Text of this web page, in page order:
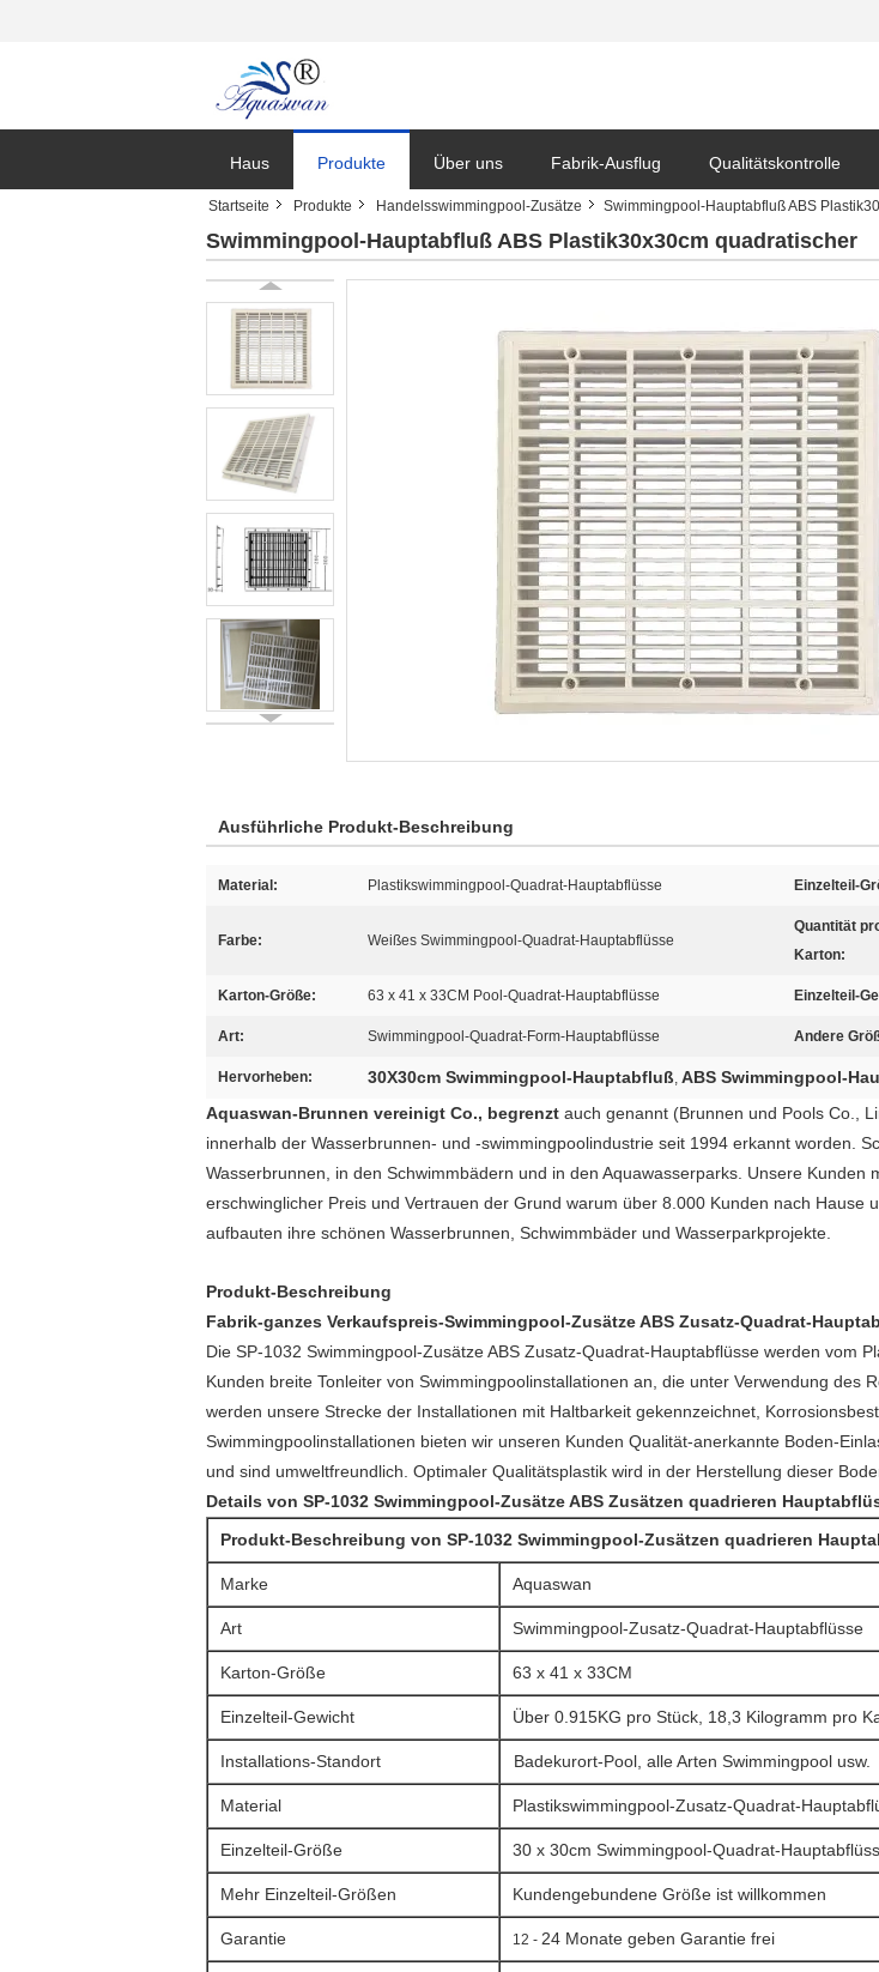
Haus Produkte Über uns Fabrik-Ausflug Qualitätskontrolle
Nachrichten
Startseite Produkte Handelsswimmingpool-Zusätze Swimmingpool-Hauptabfluß ABS
Swimmingpool-Hauptabfluß ABS Plastik30x30cm quadratischer
Ausführliche Produkt-Beschreibung
Material: Plastikswimmingpool-Quadrat-Hauptabflüsse Einzelteil-
Farbe: Weißes Swimmingpool-Quadrat-Hauptabflüsse
Quantität
Karton:
Karton-Größe: 63 x 41 x 33CM Pool-Quadrat-Hauptabflüsse Einzelteil-
Art: Swimmingpool-Quadrat-Form-Hauptabflüsse Andere
Hervorheben: 30X30cm Swimmingpool-Hauptabfluß, ABS Swimmingpool-
Aquaswan-Brunnen vereinigt Co., begrenzt auch genannt (Brunnen und Pools Co.,
innerhalb der Wasserbrunnen- und -swimmingpoolindustrie seit 1994 erkannt worden.
Wasserbrunnen, in den Schwimmbädern und in den Aquawasserparks. Unsere Kunden
erschwinglicher Preis und Vertrauen der Grund warum über 8.000 Kunden nach Hause
aufbauten ihre schönen Wasserbrunnen, Schwimmbäder und Wasserparkprojekte.
Produkt-Beschreibung
Fabrik-ganzes Verkaufspreis-Swimmingpool-Zusätze ABS Zusatz-Quadrat-
Die SP-1032 Swimmingpool-Zusätze ABS Zusatz-Quadrat-Hauptabflüsse werden vom
Kunden breite Tonleiter von Swimmingpoolinstallationen an, die unter Verwendung des
werden unsere Strecke der Installationen mit Haltbarkeit gekennzeichnet,
Swimmingpoolinstallationen bieten wir unseren Kunden Qualität-anerkannte Boden-
und sind umweltfreundlich. Optimaler Qualitätsplastik wird in der Herstellung dieser
Details von SP-1032 Swimmingpool-Zusätze ABS Zusätzen quadrieren
Produkt-Beschreibung von SP-1032 Swimmingpool-Zusätzen quadrieren
Marke Aquaswan
Art Swimmingpool-Zusatz-Quadrat-Hauptabflüsse
Karton-Größe 63 x 41 x 33CM
Einzelteil-Gewicht Über 0.915KG pro Stück, 18,3 Kilogramm pro
Installations-Standort Badekurort-Pool, alle Arten Swimmingpool usw.
Material Plastikswimmingpool-Zusatz-Quadrat-
Einzelteil-Größe 30 x 30cm Swimmingpool-Quadrat-
Mehr Einzelteil-Größen Kundengebundene Größe ist willkommen
Garantie 12 - 24 Monate geben Garantie frei